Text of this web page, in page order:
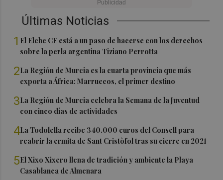
Últimas Noticias
1 El Elche CF está a un paso de hacerse con los derechos
sobre la perla argentina Tiziano Perrotta
2La Región de Murcia es la cuarta provincia que más
exporta a África: Marruecos, el primer destino
3La Región de Murcia celebra la Semana de la Juventud
con cinco días de actividades
4La Todolella recibe 340.000 euros del Consell para
reabrir la ermita de Sant Cristòfol tras su cierre en 2021
5El Xixo Xixero llena de tradición y ambiente la Playa
Casablanca de Almenara